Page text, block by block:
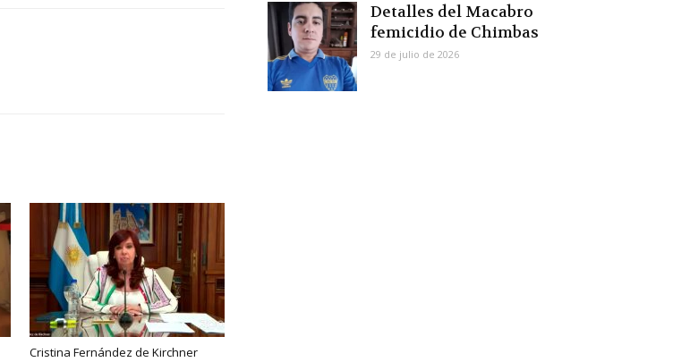
Cristina Fernández de Kirchner
Detalles del Macabro
femicidio de Chimbas
29 de julio de 2026